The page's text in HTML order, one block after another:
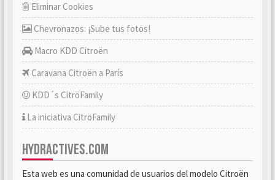
Eliminar Cookies
Chevronazos: ¡Sube tus fotos!
Macro KDD Citroën
Caravana Citroën a París
KDD´s CitröFamily
La iniciativa CitröFamily
HYDRACTIVES.COM
Esta web es una comunidad de usuarios del modelo Citroën